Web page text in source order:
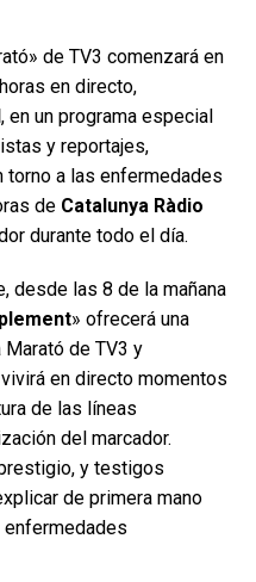
de TV3 comenzará en
en directo,
, en un programa especial
y reportajes,
a las enfermedades
de Catalunya Ràdio
durante todo el día.
desde las 8 de la mañana
» ofrecerá una
de TV3 y
en directo momentos
de las líneas
del marcador.
y testigos
de primera mano